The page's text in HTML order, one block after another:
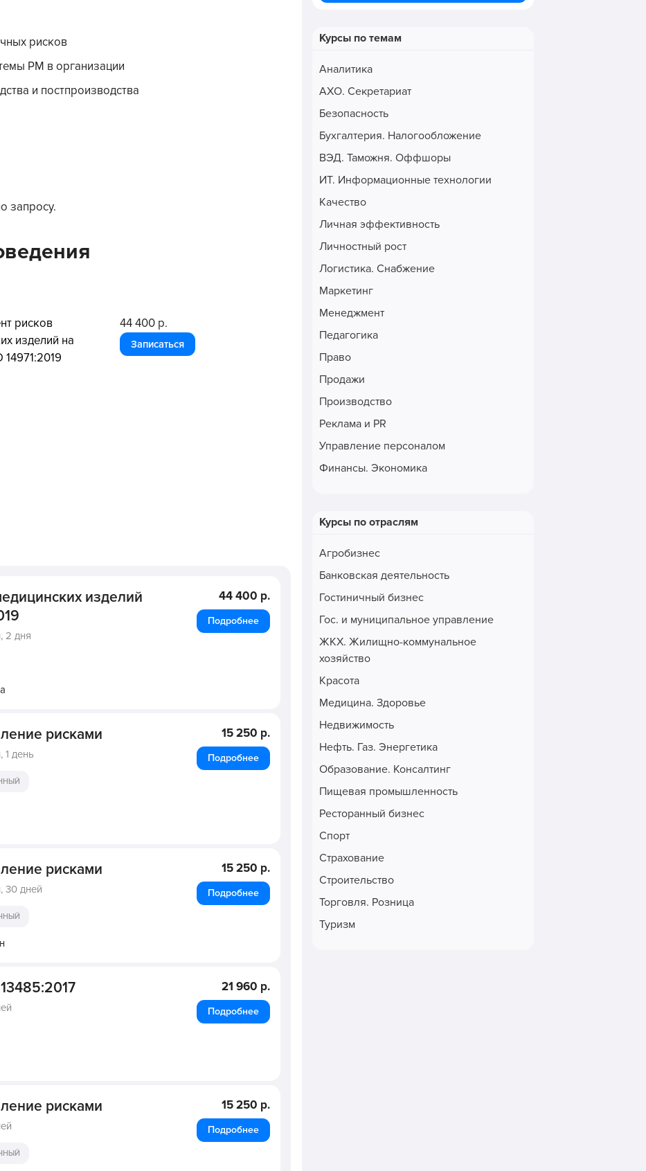
рисков
РМ в организации
и постпроизводства
запросу.
рисков
изделий на
14971:2019
44 400 р.
Записаться
изделий
2 дня
44 400 р.
Подробнее
рисками
1 день
15 250 р.
Подробнее
рисками
30 дней
15 250 р.
Подробнее
21 960 р.
Подробнее
рисками 15 250 р.
Подробнее
Курсы по темам
Аналитика
АХО. Секретариат
Безопасность
Бухгалтерия. Налогообложение
ВЭД. Таможня. Оффшоры
ИТ. Информационные технологии
Качество
Личная эффективность
Личностный рост
Логистика. Снабжение
Маркетинг
Менеджмент
Педагогика
Право
Продажи
Производство
Реклама и PR
Управление персоналом
Финансы. Экономика
Курсы по отраслям
Агробизнес
Банковская деятельность
Гостиничный бизнес
Гос. и муниципальное управление
ЖКХ. Жилищно-коммунальное
хозяйство
Красота
Медицина. Здоровье
Недвижимость
Нефть. Газ. Энергетика
Образование. Консалтинг
Пищевая промышленность
Ресторанный бизнес
Спорт
Страхование
Строительство
Торговля. Розница
Туризм